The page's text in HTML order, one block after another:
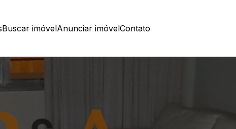
Buscar imóvelAnunciar imóvelContato